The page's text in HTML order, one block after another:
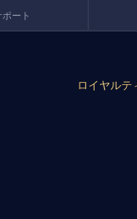
ート
ロイヤルテ